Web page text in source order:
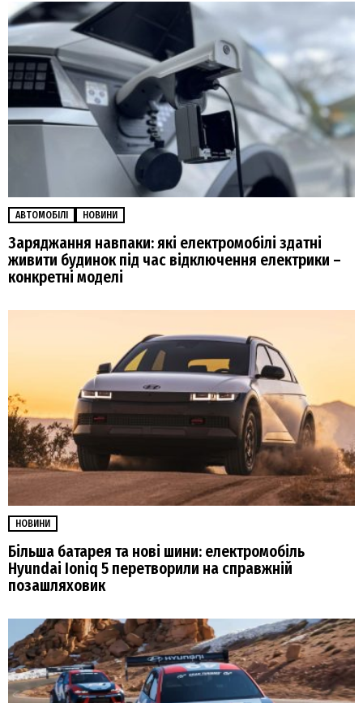
АВТОМОБІЛІ НОВИНИ
Заряджання навпаки: які електромобілі здатні
живити будинок під час відключення електрики –
конкретні моделі
НОВИНИ
Більша батарея та нові шини: електромобіль
Hyundai Ioniq 5 перетворили на справжній
позашляховик